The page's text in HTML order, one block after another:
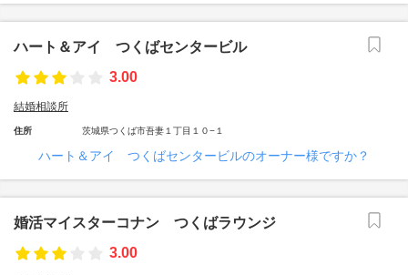
ハート＆アイ つくばセンタービル
3.00
結婚相談所
住所 茨城県つくば市吾妻１丁目１０−１
ハート＆アイ つくばセンタービルのオーナー様ですか？
婚活マイスターコナン つくばラウンジ
3.00